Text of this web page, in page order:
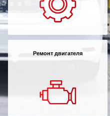
Ремонт двигателя